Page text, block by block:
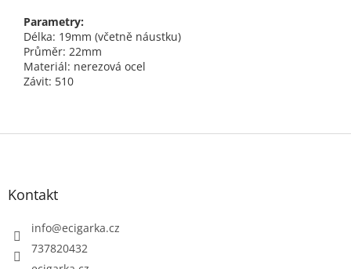
Parametry:
Délka: 19mm (včetně náustku)
Průměr: 22mm
Materiál: nerezová ocel
Závit: 510
Kontakt
info@ecigarka.cz
737820432